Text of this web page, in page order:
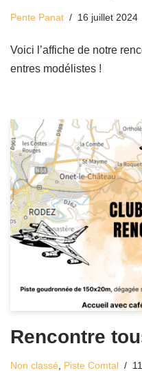
Pente Panat 16 juillet 2024
Voici l’affiche de notre
entres modélistes !
Rencontre
Non classé, Piste Comtal